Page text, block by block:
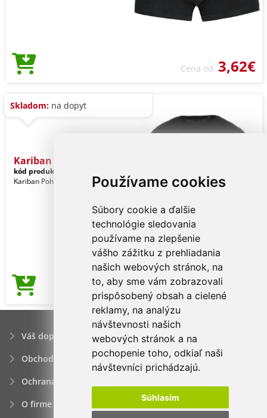
Používame cookies
Súbory cookie a ďalšie
technológie sledovania
používame na zlepšenie
vášho zážitku z prehliadania
našich webových stránok, na
to, aby sme vám zobrazovali
prispôsobený obsah a cielené
reklamy, na analýzu
návštevnosti našich
webových stránok a na
pochopenie toho, odkiaľ naši
návštevníci prichádzajú.
Súhlasím
Cena od 3,62€
Skladom: na dopyt
Kariban Men's Short-sleev
kód produktu:
Kariban Pohlavie: Muži
Cena od 3,66€
Váš dopyt
Obchodné podmienky
Ochrana osobných údajov
O firme